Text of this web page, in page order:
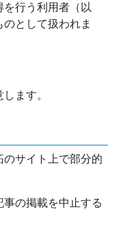
を行う利用者（以
として扱われま
ます。
サイト上で部分的
の掲載を中止する